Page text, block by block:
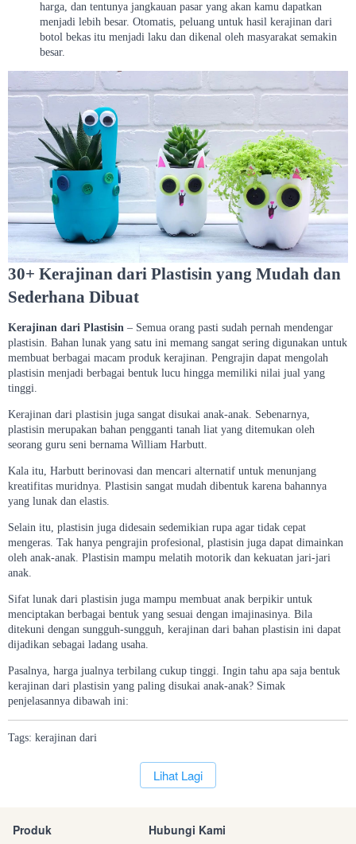
harga, dan tentunya jangkauan pasar yang akan kamu dapatkan
menjadi lebih besar. Otomatis, peluang untuk hasil kerajinan dari
botol bekas itu menjadi laku dan dikenal oleh masyarakat semakin
besar.
30+ Kerajinan dari Plastisin yang Mudah dan
Sederhana Dibuat
Kerajinan dari Plastisin – Semua orang pasti sudah pernah mendengar
plastisin. Bahan lunak yang satu ini memang sangat sering digunakan untuk
membuat berbagai macam produk kerajinan. Pengrajin dapat mengolah
plastisin menjadi berbagai bentuk lucu hingga memiliki nilai jual yang
tinggi.
Kerajinan dari plastisin juga sangat disukai anak-anak. Sebenarnya,
plastisin merupakan bahan pengganti tanah liat yang ditemukan oleh
seorang guru seni bernama William Harbutt.
Kala itu, Harbutt berinovasi dan mencari alternatif untuk menunjang
kreatifitas muridnya. Plastisin sangat mudah dibentuk karena bahannya
yang lunak dan elastis.
Selain itu, plastisin juga didesain sedemikian rupa agar tidak cepat
mengeras. Tak hanya pengrajin profesional, plastisin juga dapat dimainkan
oleh anak-anak. Plastisin mampu melatih motorik dan kekuatan jari-jari
anak.
Sifat lunak dari plastisin juga mampu membuat anak berpikir untuk
menciptakan berbagai bentuk yang sesuai dengan imajinasinya. Bila
ditekuni dengan sungguh-sungguh, kerajinan dari bahan plastisin ini dapat
dijadikan sebagai ladang usaha.
Pasalnya, harga jualnya terbilang cukup tinggi. Ingin tahu apa saja bentuk
kerajinan dari plastisin yang paling disukai anak-anak? Simak
penjelasannya dibawah ini:
Tags: kerajinan dari
`Lihat Lagi
Produk Hubungi Kami